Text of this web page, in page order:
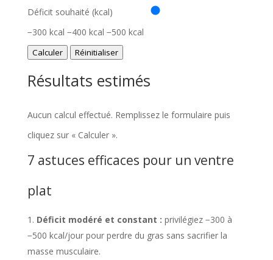
e
p
e
s
m
l
Déficit souhaité (kcal)
−300 kcal −400 kcal −500 kcal
Calculer Réinitialiser
Résultats estimés
Aucun calcul effectué. Remplissez le formulaire puis
cliquez sur « Calculer ».
7 astuces efficaces pour un ventre
plat
Déficit modéré et constant : privilégiez −300 à
−500 kcal/jour pour perdre du gras sans sacrifier la
masse musculaire.